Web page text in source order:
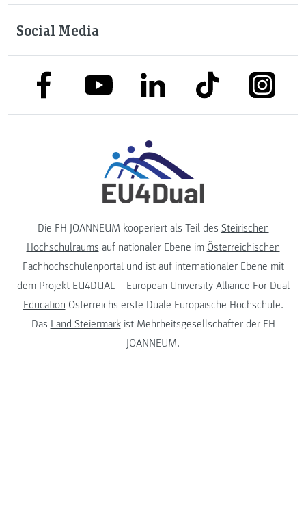
Social Media
link to facebooklink to youtubelink to linkedinlink to tiktok
Die FH JOANNEUM kooperiert als Teil des Steirischen
Hochschulraums auf nationaler Ebene im Österreichischen
Fachhochschulenportalund ist auf internationaler Ebene mit
dem Projekt EU4DUAL – European University Alliance For Dual
Education Österreichs erste Duale Europäische Hochschule.
Das Land Steiermarkist Mehrheitsgesellschafter der FH
JOANNEUM.